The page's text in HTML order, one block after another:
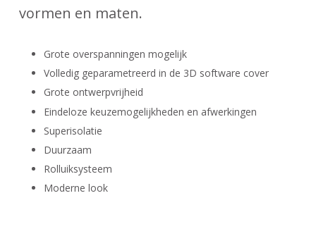
vormen en maten.
Grote overspanningen mogelijk
Volledig geparametreerd in de 3D software cover
Grote ontwerpvrijheid
Eindeloze keuzemogelijkheden en afwerkingen
Superisolatie
Duurzaam
Rolluiksysteem
Moderne look